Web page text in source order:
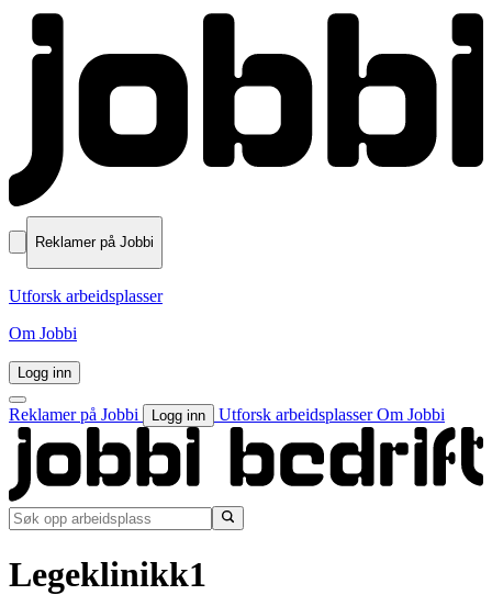
Reklamer på Jobbi
Utforsk arbeidsplasser
Om Jobbi
Logg inn
Reklamer på Jobbi Logg inn Utforsk arbeidsplasserOm Jobbi
Legeklinikk1